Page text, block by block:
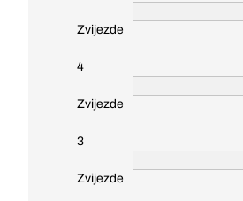
Zvijezde
4
Zvijezde
3
Zvijezde